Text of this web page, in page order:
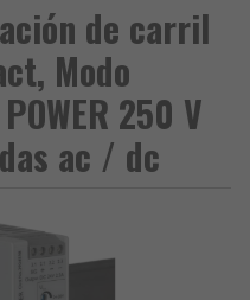
de carril
Modo
250 V
ac / dc